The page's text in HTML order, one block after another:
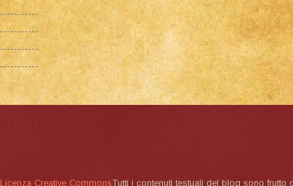
Licenza Creative CommonsTutti i contenuti testuali del blog sono